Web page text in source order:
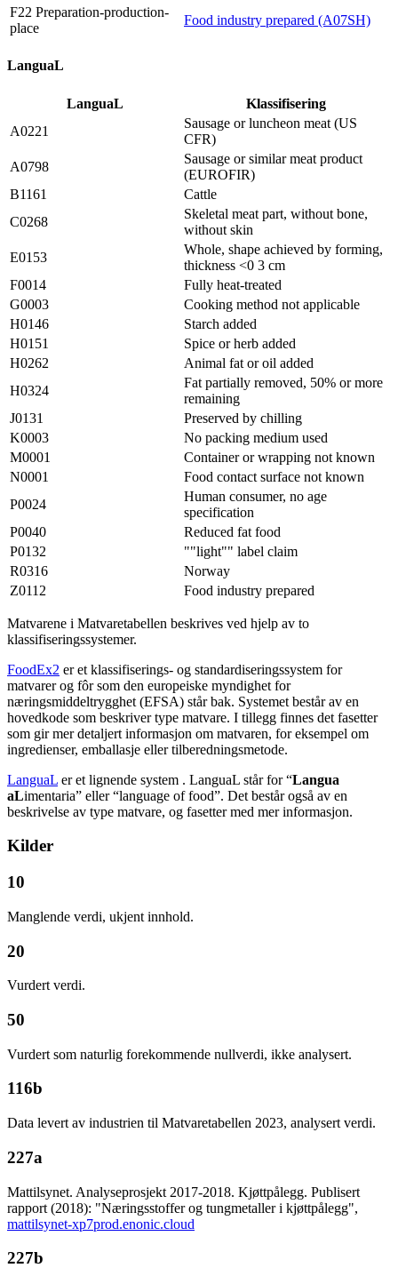
F22 Preparation-production-
place
Food industry prepared (A07SH)
LanguaL
LanguaL
Klassifisering
A0221
Sausage or luncheon meat (US
CFR)
A0798
Sausage or similar meat product
(EUROFIR)
B1161
Cattle
C0268
Skeletal meat part, without bone,
without skin
E0153
Whole, shape achieved by forming,
thickness <0 3 cm
F0014
Fully heat-treated
G0003
Cooking method not applicable
H0146
Starch added
H0151
Spice or herb added
H0262
Animal fat or oil added
H0324
Fat partially removed, 50% or more
remaining
J0131
Preserved by chilling
K0003
No packing medium used
M0001
Container or wrapping not known
N0001
Food contact surface not known
P0024
Human consumer, no age
specification
P0040
Reduced fat food
P0132
""light"" label claim
R0316
Norway
Z0112
Food industry prepared
Matvarene i Matvaretabellen beskrives ved hjelp av to
klassifiseringssystemer.
FoodEx2 er et klassifiserings- og standardiseringssystem for
matvarer og fôr som den europeiske myndighet for
næringsmiddeltrygghet (EFSA) står bak. Systemet består av en
hovedkode som beskriver type matvare. I tillegg finnes det fasetter
som gir mer detaljert informasjon om matvaren, for eksempel om
ingredienser, emballasje eller tilberedningsmetode.
LanguaL er et lignende system . LanguaL står for “Langua
aLimentaria” eller “language of food”. Det består også av en
beskrivelse av type matvare, og fasetter med mer informasjon.
Kilder
10
Manglende verdi, ukjent innhold.
20
Vurdert verdi.
50
Vurdert som naturlig forekommende nullverdi, ikke analysert.
116b
Data levert av industrien til Matvaretabellen 2023, analysert verdi.
227a
Mattilsynet. Analyseprosjekt 2017-2018. Kjøttpålegg. Publisert
rapport (2018): "Næringsstoffer og tungmetaller i kjøttpålegg",
mattilsynet-xp7prod.enonic.cloud
227b